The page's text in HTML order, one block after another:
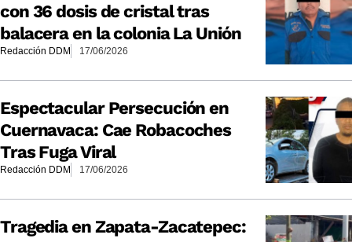
con 36 dosis de cristal tras
balacera en la colonia La Unión
Redacción DDM 17/06/2026
Espectacular Persecución en
Cuernavaca: Cae Robacoches
Tras Fuga Viral
Redacción DDM 17/06/2026
Tragedia en Zapata-Zacatepec: